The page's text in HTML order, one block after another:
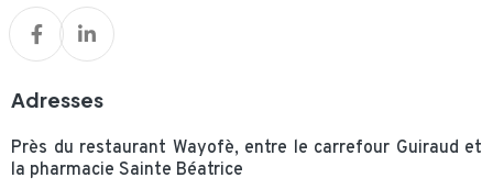
Adresses
Près du restaurant Wayofè, entre le carrefour Guiraud et
la pharmacie Sainte Béatrice